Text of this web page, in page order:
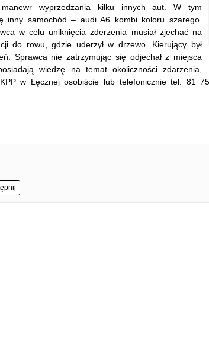
manewr wyprzedzania kilku innych aut. W tym
inny samochód – audi A6 kombi koloru szarego.
w celu uniknięcia zderzenia musiał zjechać na
do rowu, gdzie uderzył w drzewo. Kierujący był
Sprawca nie zatrzymując się odjechał z miejsca
wiedzę na temat okoliczności zdarzenia,
w Łęcznej osobiście lub telefonicznie tel. 81